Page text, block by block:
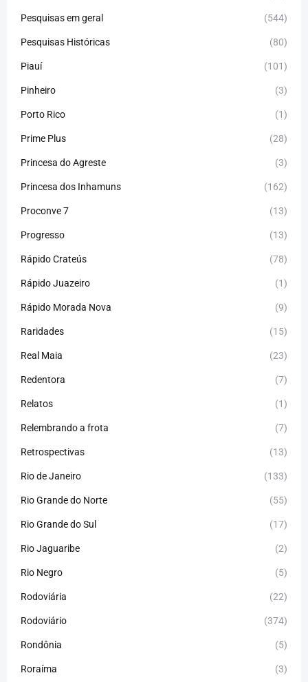
Pesquisas em geral (544)
Pesquisas Históricas (80)
Piauí (101)
Pinheiro (3)
Porto Rico (1)
Prime Plus (28)
Princesa do Agreste (3)
Princesa dos Inhamuns (162)
Proconve 7 (13)
Progresso (13)
Rápido Crateús (78)
Rápido Juazeiro (1)
Rápido Morada Nova (9)
Raridades (15)
Real Maia (23)
Redentora (7)
Relatos (1)
Relembrando a frota (7)
Retrospectivas (13)
Rio de Janeiro (133)
Rio Grande do Norte (55)
Rio Grande do Sul (17)
Rio Jaguaribe (2)
Rio Negro (5)
Rodoviária (22)
Rodoviário (374)
Rondônia (5)
Roraíma (3)